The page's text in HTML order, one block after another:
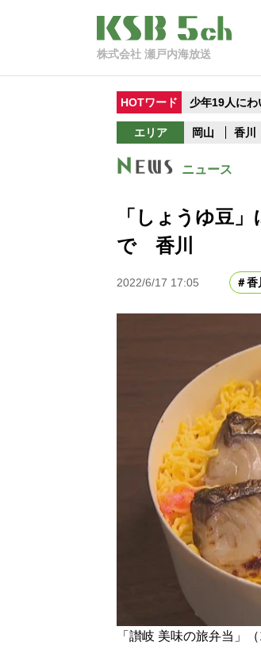
株式会社 瀬戸内海放送
HOTワード 少年19人にわ
エリア 岡山 香川
ニュース
「しょうゆ豆
で 香川
2022/6/17 17:05 香
「讃岐 美味の旅弁当」（